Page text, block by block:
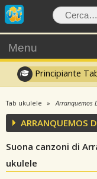
Menu
Principiante
Tab ukulele Arranquemos
ARRANQUEMOS
Suona canzoni di
ukulele